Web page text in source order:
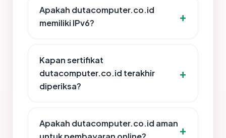
Apakah dutacomputer.co.id
memiliki IPv6?
Kapan sertifikat
dutacomputer.co.id terakhir
diperiksa?
Apakah dutacomputer.co.id aman